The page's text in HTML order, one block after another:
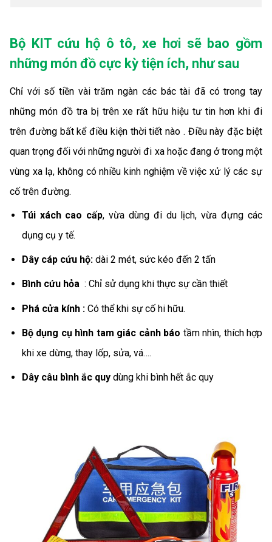
Bộ KIT cứu hộ ô tô, xe hơi sẽ bao gồm
những món đồ cực kỳ tiện ích, như sau
Chỉ với số tiền vài trăm ngàn các bác tài đã có trong tay
những món đồ tra bị trên xe rất hữu hiệu tư tin hơn khi đi
trên đường bất kể điều kiện thời tiết nào . Điều này đặc biệt
quan trọng đối với những người đi xa hoặc đang ở trong một
vùng xa lạ, không có nhiều kinh nghiệm về việc xử lý các sự
cố trên đường.
Túi xách cao cấp, vừa dùng đi du lịch, vừa đựng các
dụng cụ y tế.
Dây cáp cứu hộ:dài 2 mét, sức kéo đến 2 tấn
Bình cứu hỏa : Chỉ sử dụng khi thực sự cần thiết
Phá cửa kính : Có thể khi sự cố hi hữu.
Bộ dụng cụ hình tam giác cảnh báo tầm nhìn, thích hợp
khi xe dừng, thay lốp, sửa, vá….
Dây câu bình ắc quydùng khi bình hết ắc quy